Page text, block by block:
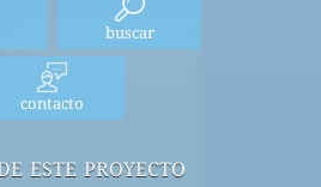
buscar
contacto
este proyecto